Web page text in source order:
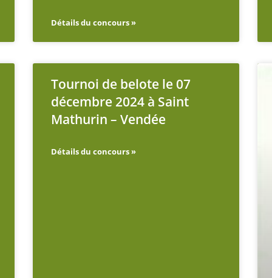
Détails du concours »
Tournoi de belote le 07
décembre 2024 à Saint
Mathurin – Vendée
Détails du concours »